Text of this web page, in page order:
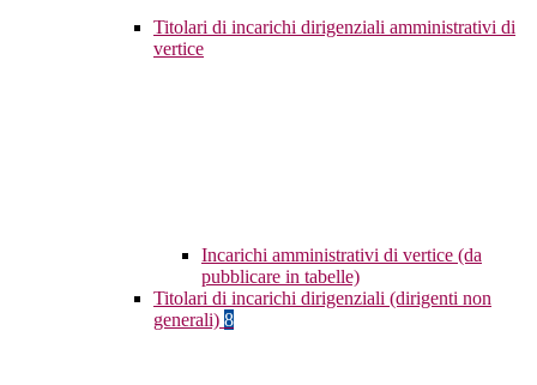
Titolari di incarichi dirigenziali amministrativi di
vertice
Incarichi amministrativi di vertice (da
pubblicare in tabelle)
Titolari di incarichi dirigenziali (dirigenti non
generali) 8